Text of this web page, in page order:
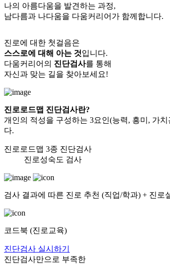
나의 아름다움을 발견하는 과정,
남다름과 나다움을 다움커리어가 함께합니다.
진로에 대한 첫걸음은
스스로에 대해 아는 것입니다.
다움커리어의 진단검사를 통해
자신과 맞는 길을 찾아보세요!
진로로드맵 진단검사란?
개인의 적성을 구성하는 3요인(능력, 흥미, 가
다.
진로로드맵 3종 진단검사
진로성숙도 검사
검사 결과에 따른 진로 추천 (직업/학과) + 진
코드북 (진로교육)
진단검사 실시하기
진단검사만으로 부족한